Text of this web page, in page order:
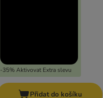
-35% Aktivovat Extra slevu
Přidat do košíku